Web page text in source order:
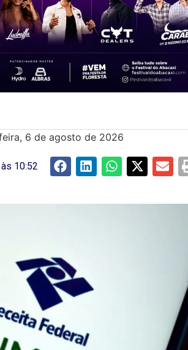
6 de agosto de 2026
às 10:52